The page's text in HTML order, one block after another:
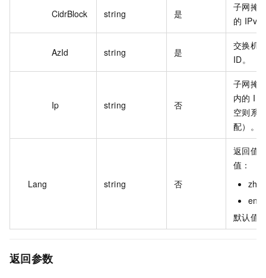
CidrBlock string 是
子网掩
的 IPv4
AzId string 是
交换机
ID。
Ip string 否
子网掩
内的 IP
空则系
配）。
Lang string 否
返回值
值：
zh
en
默认值
返回参数